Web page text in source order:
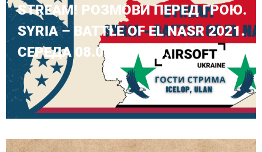
STREAM! РОЗМОВИ ПЕРЕД ГРОЮ.
SYRIA – BATTLE OF EL NASR 2021.
СЕРЕДА 08.09 О 19:00.